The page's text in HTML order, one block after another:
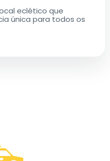
eclético que
única para todos os